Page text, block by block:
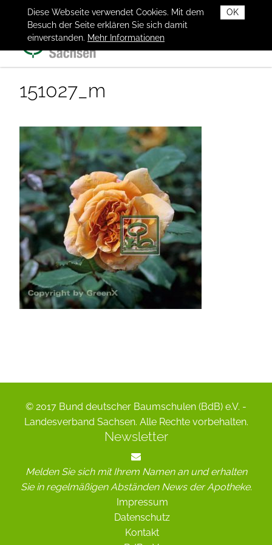
OK
Diese Webseite verwendet Cookies. Mit dem
Besuch der Seite erklären Sie sich damit
einverstanden. Mehr Informationen
151027_m
© 2017 Bund deutscher Baumschulen (BdB) e.V. -
Landesverband Sachsen. Alle Rechte vorbehalten.
Newsletter
Melden Sie sich mit Ihrem Namen an und erhalten
Sie in regelmäßigen Abständen News der Apotheke.
Impressum
Datenschutz
Kontakt